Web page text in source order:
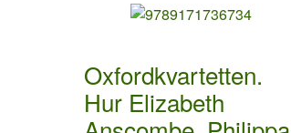
Oxfordkvartetten.
Hur Elizabeth